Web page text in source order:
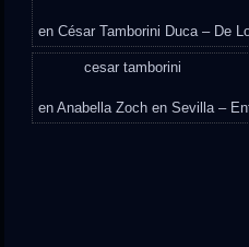
enCésar Tamborini Duca – De
cesar tamborini
enAnabella Zoch en Sevilla –